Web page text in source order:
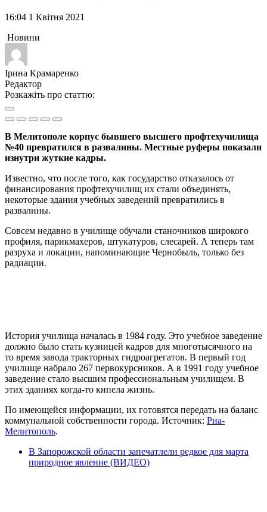
16:04 1 Квітня 2021
Новини
Ірина Крамаренко
Редактор
Розкажіть про статтю:
В Мелитополе корпус бывшего высшего профтехучилища
№40 превратился в развалины. Местные руферы показали
изнутри жуткие кадры.
Известно, что после того, как государство отказалось от
финансирования профтехучилищ их стали объединять,
некоторые здания учебных заведений превратились в
развалины.
Совсем недавно в училище обучали станочников широкого
профиля, парикмахеров, штукатуров, слесарей. А теперь там
разруха и локации, напоминающие Чернобыль, только без
радиации.
История училища началась в 1984 году. Это учебное заведение
должно было стать кузницей кадров для многотысячного на
то время завода тракторных гидроагрегатов. В первый год
училище набрало 267 первокурсников. А в 1991 году учебное
заведение стало высшим профессиональным училищем. В
этих зданиях когда-то кипела жизнь.
По имеющейся информации, их готовятся передать на баланс
коммунальной собственности города. Источник: Риа-
Мелитополь.
В Запорожской области запечатлели редкое для марта
природное явление (ВИДЕО)